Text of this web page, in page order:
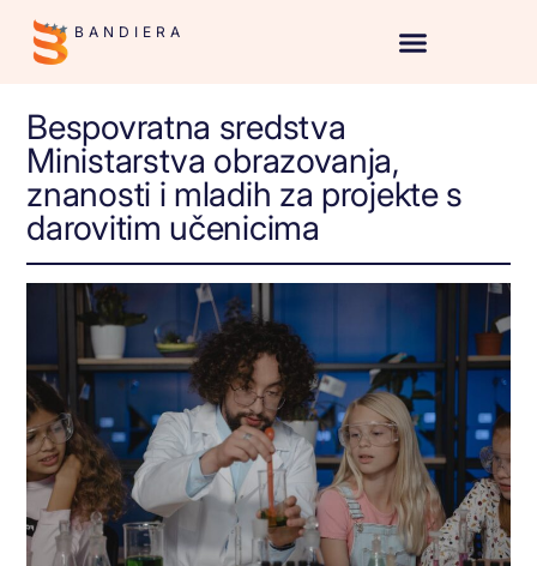
BANDIERA
Bespovratna sredstva
Ministarstva obrazovanja,
znanosti i mladih za projekte s
darovitim učenicima